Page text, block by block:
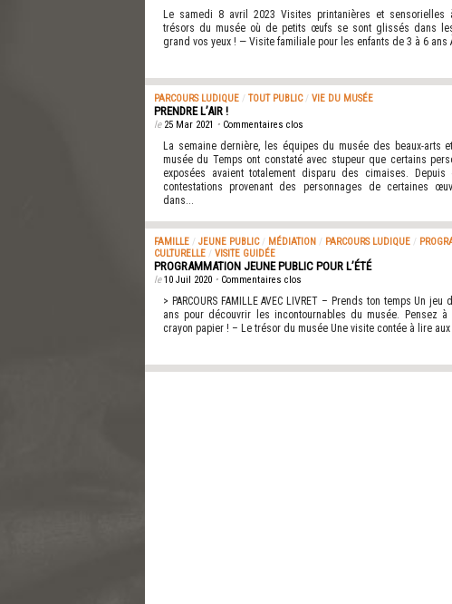
Le samedi 8 avril 2023 Visites printanières et sensorielles
trésors du musée où de petits œufs se sont glissés dans
grand vos yeux ! — Visite familiale pour les enfants de 3 à 6 ans
PARCOURS LUDIQUE / TOUT PUBLIC/ VIE DU MUSÉE
PRENDRE L’AIR !
le 25 Mar 2021 • Commentaires clos
La semaine dernière, les équipes du musée des beaux-arts
musée du Temps ont constaté avec stupeur que certains
exposées avaient totalement disparu des cimaises.
contestations provenant des personnages de certaines
dans...
FAMILLE / JEUNE PUBLIC/ MÉDIATION / PARCOURS LUDIQUE /
CULTURELLE / VISITE GUIDÉE
PROGRAMMATION JEUNE PUBLIC POUR L’ÉTÉ
le10 Juil 2020 • Commentaires clos
> PARCOURS FAMILLE AVEC LIVRET – Prends ton temps Un
ans pour découvrir les incontournables du musée. Pensez à
crayon papier ! – Le trésor du musée Une visite contée à lire